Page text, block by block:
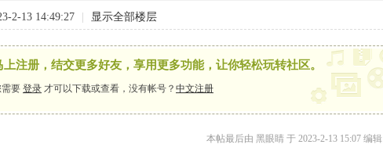
2-13 14:49:27 显示全部楼层
上注册，结交更多好友，享用更多功能，让你轻松玩转社区。
要 登录 才可以下载或查看，没有帐号？ 中文注册
本帖最后由 黑眼睛 于 2023-2-13 15:07 编辑